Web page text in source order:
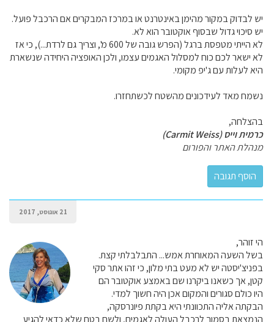
יש לבדוק במקור מהימן באינטרנט או במרכז המבקרים אם הרכבל פועל.
יש סיכוי גדול שבסוף אוקטובר הוא לא.
לא הייתי מטפסת ברגל (הפרש גובה של 600 מ', וצריך גם לרדת...), כי אז
לא ישאר לכם כוח למסלול האגמים עצמו, ולכן האופציה היחידה שנשארת
היא לעלות עם ג'יפ מקומי.
נשמח מאד לעידכונים מהשטח לכשתחזרו.
בהצלחה,
כרמית וייס (Carmit Weiss)
מנהלת האתר והפורום
21 אוגוסט, 2017
הי זוהר,
בשל השעה המאוחרת אמש... התבלבלתי קצת.
בפניצ'יסטה יש לא מעט בתי מלון, כי זהו אתר סקי
קטן, אך כשאנו ביקרנו שם באמצע אוקטובר הם
היו כולם סגורים והמקום אכן היה חשוך למדי.
הבקתה אליה התכוונתי היא בקתת פיונרסקה,
הנמצאת בסמוך לרכבל העולה לאגמים, ולשם בטח שלא כדאי להגיע